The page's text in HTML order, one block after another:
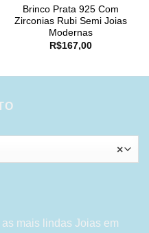
Brinco Prata 925 Com
Zirconias Rubi Semi Joias
Modernas
R$167,00
×
mais lindas Joias em